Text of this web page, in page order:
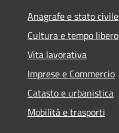
Anagrafe e stato civile
Cultura e tempo libero
Vita lavorativa
Imprese e Commercio
Catasto e urbanistica
Mobilità e trasporti